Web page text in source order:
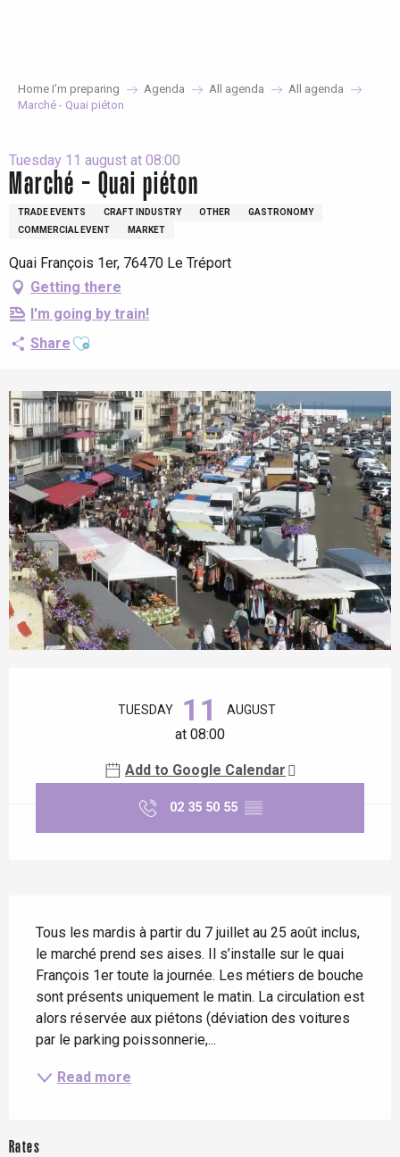
Home I’m preparing Agenda All agenda
All agenda
Marché - Quai piéton
Tuesday 11 august at 08:00
Marché - Quai piéton
TRADE EVENTS CRAFT INDUSTRY OTHER
GASTRONOMY
COMMERCIAL EVENT
MARKET
Quai François 1er, 76470 Le Tréport
Getting there
I'm going by train!
Share Ajouter aux favoris
TUESDAY 11 AUGUST
at 08:00
Add to Google Calendar
02 35 50 55 ▒▒
Tous les mardis à partir du 7 juillet au 25 août inclus,
le marché prend ses aises. Il s’installe sur le quai
François 1er toute la journée. Les métiers de bouche
sont présents uniquement le matin. La circulation est
alors réservée aux piétons (déviation des voitures
par le parking poissonnerie,...
Read more
Rates